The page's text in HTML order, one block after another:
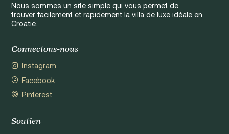
Nous sommes un site simple qui vous permet de
trouver facilement et rapidement la villa de luxe idéale en
Croatie.
Connectons-nous
Instagram
Facebook
Pinterest
Soutien